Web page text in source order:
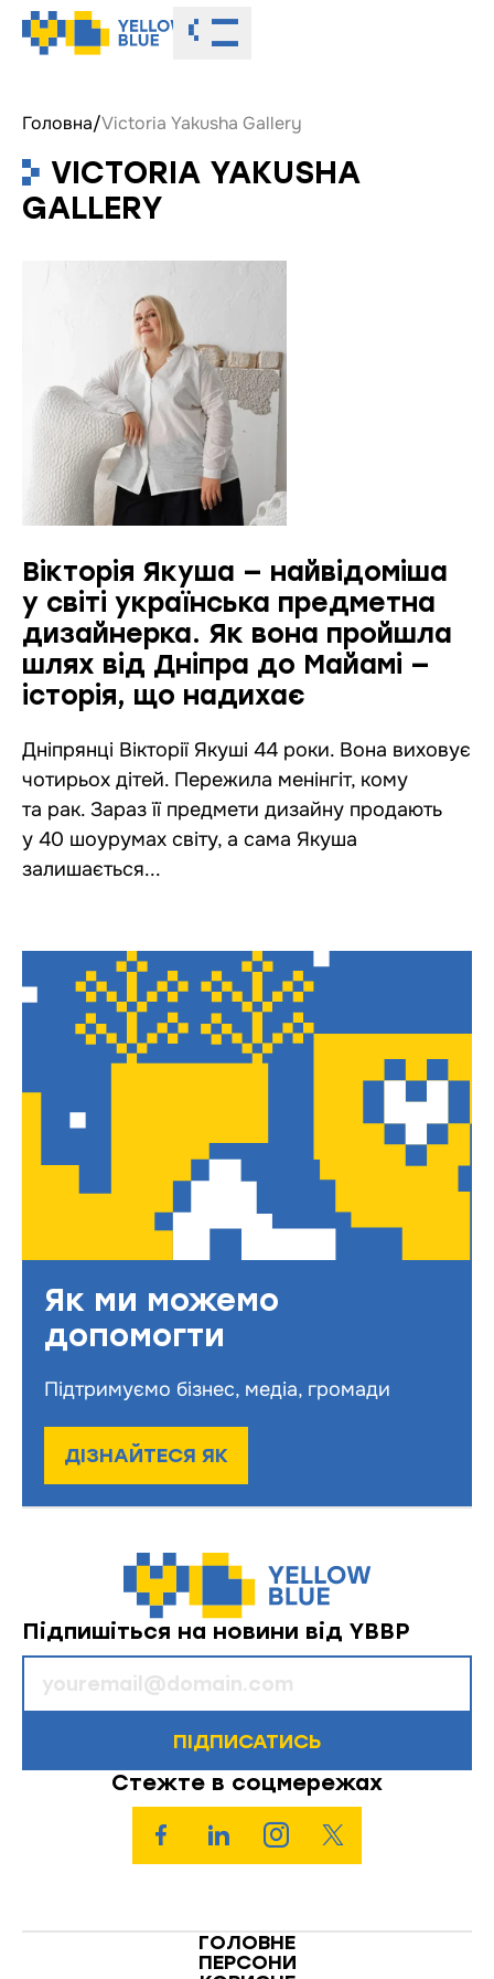
Toggle menu
Головна/Victoria Yakusha Gallery
VICTORIA YAKUSHA
GALLERY
Вікторія Якуша — найвідоміша
у світі українська предметна
дизайнерка. Як вона пройшла
шлях від Дніпра до Майамі —
історія, що надихає
Дніпрянці Вікторії Якуші 44 роки. Вона виховує
чотирьох дітей. Пережила менінгіт, кому
та рак. Зараз її предмети дизайну продають
у 40 шоурумах світу, а сама Якуша
залишається...
Як ми можемо
допомогти
Підтримуємо бізнес, медіа, громади
ДІЗНАЙТЕСЯ ЯК
Підпишіться на новини від YBBP
ПІДПИСАТИСЬ
Стежте в соцмережах
ГОЛОВНЕ
ПЕРСОНИ